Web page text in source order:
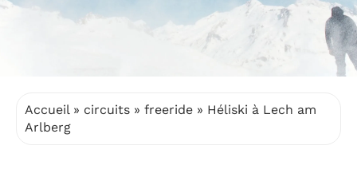
Accueil » circuits » freeride » Héliski à Lech am
Arlberg